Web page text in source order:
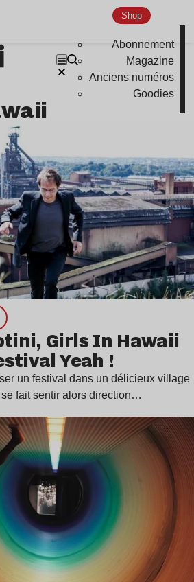
Shop
Abonnement
Magazine
Anciens numéros
Goodies
Girls In Hawaii
Yeah !
un festival dans un délicieux village
fait sentir alors direction…